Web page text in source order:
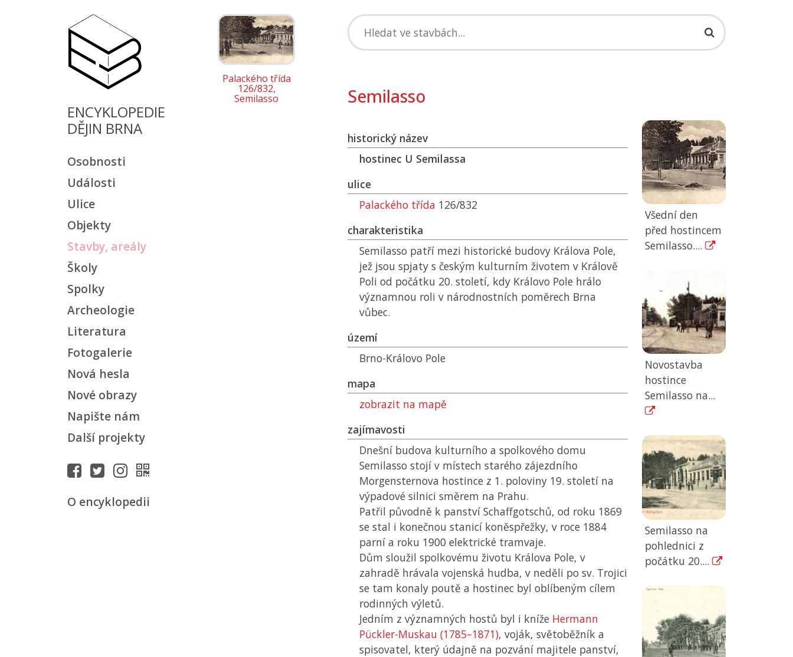
ENCYKLOPEDIE
DĚJIN BRNA
Osobnosti
Události
Ulice
Objekty
Stavby, areály
Školy
Spolky
Archeologie
Literatura
Fotogalerie
Nová hesla
Nové obrazy
Napište nám
Další projekty
O encyklopedii
Palackého třída
126/832,
Semilasso Semilasso
historický název
hostinec U Semilassa
ulice
Palackého třída 126/832
charakteristika
Semilasso patří mezi historické budovy Králova Pole,
jež jsou spjaty s českým kulturním životem v Králově
Poli od počátku 20. století, kdy Královo Pole hrálo
významnou roli v národnostních poměrech Brna
vůbec.
území
Brno-Královo Pole
mapa
zobrazit na mapě
zajímavosti
Dnešní budova kulturního a spolkového domu
Semilasso stojí v místech starého zájezdního
Morgensternova hostince z 1. poloviny 19. století na
výpadové silnici směrem na Prahu.
Patřil původně k panství Schaffgotschů, od roku 1869
se stal i konečnou stanicí koněspřežky, v roce 1884
parní a roku 1900 elektrické tramvaje.
Dům sloužil spolkovému životu Králova Pole, v
zahradě hrávala vojenská hudba, v neděli po sv. Trojici
se tam konaly poutě a hostinec byl oblíbeným cílem
rodinných výletů.
Jedním z významných hostů byl i kníže Hermann
Pückler-Muskau (1785–1871), voják, světoběžník a
spisovatel, který údajně na pozvání majitele panství,
Všední den
před hostincem
Semilasso....
Novostavba
hostince
Semilasso na...
Semilasso na
pohlednici z
počátku 20....